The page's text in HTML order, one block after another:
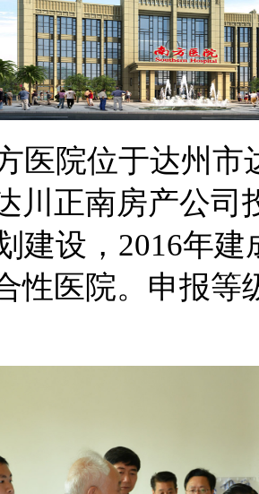
医院位于达州市
川正南房产公司
建设， 2016年建
性医院。申报等